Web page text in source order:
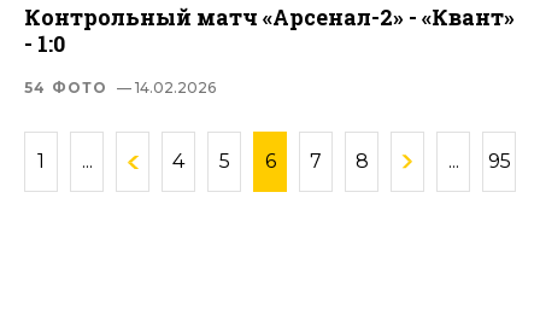
Контрольный матч «Арсенал-2» - «Квант»
- 1:0
54 ФОТО — 14.02.2026
1 ... 4 5 6 7 8 ... 95